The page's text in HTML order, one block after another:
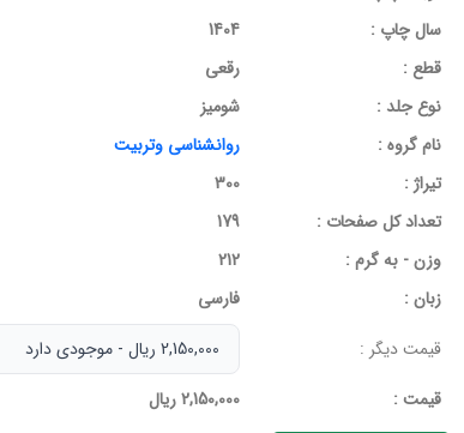
سال چاپ :
1404
قطع :
رقعی
نوع جلد :
شومیز
نام گروه :
روانشناسی وتربیت
تیراژ :
300
تعداد کل صفحات :
179
وزن - به گرم :
212
زبان :
فارسی
قیمت دیگر :
قيمت :
2,150,000 ریال